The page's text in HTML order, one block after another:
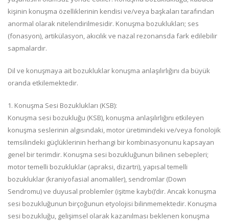
kişinin konuşma özelliklerinin kendisi ve/veya başkaları tarafından
anormal olarak nitelendirilmesidir. Konuşma bozuklukları; ses
(fonasyon), artikülasyon, akıcılık ve nazal rezonansda fark edilebilir
sapmalardır.
Dil ve konuşmaya ait bozukluklar konuşma anlaşılırlığını da büyük
oranda etkilemektedir.
1. Konuşma Sesi Bozuklukları (KSB):
Konuşma sesi bozukluğu (KSB), konuşma anlaşılırlığını etkileyen
konuşma seslerinin algısındaki, motor üretimindeki ve/veya fonolojik
temsilindeki güçlüklerinin herhangi bir kombinasyonunu kapsayan
genel bir terimdir. Konuşma sesi bozukluğunun bilinen sebepleri;
motor temelli bozukluklar (apraksi, dizartri), yapısal temelli
bozukluklar (kraniyofasial anomaliler), sendromlar (Down
Sendromu) ve duyusal problemler (işitme kaybı)’dir. Ancak konuşma
sesi bozukluğunun birçoğunun etyolojisi bilinmemektedir. Konuşma
sesi bozukluğu, gelişimsel olarak kazanılması beklenen konuşma